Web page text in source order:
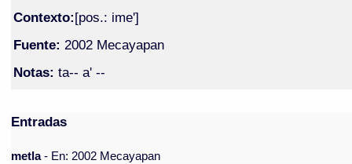
Contexto:[pos.: ime']
Fuente: 2002 Mecayapan
Notas: ta-- a' --
Entradas
metla- En: 2002 Mecayapan